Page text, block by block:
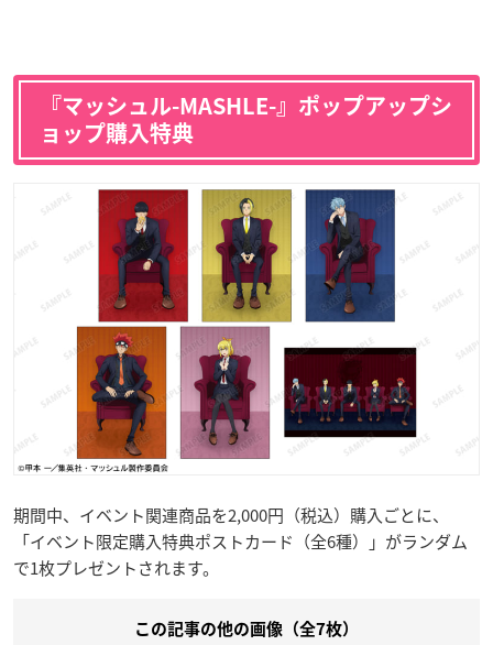
『マッシュル-MASHLE-』ポップアップシ
ョップ購入特典
期間中、イベント関連商品を2,000円（税込）購入ごとに、
「イベント限定購入特典ポストカード（全6種）」がランダム
で1枚プレゼントされます。
この記事の他の画像（全7枚）